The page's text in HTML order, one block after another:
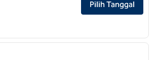
Pilih Tanggal